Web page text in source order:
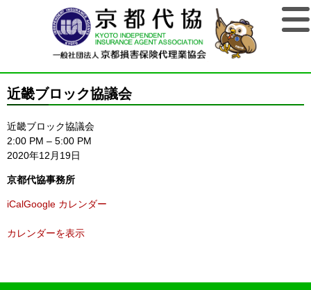
近畿ブロック協議会
近畿ブロック協議会
2:00 PM – 5:00 PM
2020年12月19日
京都代協事務所
iCalGoogle カレンダー
カレンダーを表示